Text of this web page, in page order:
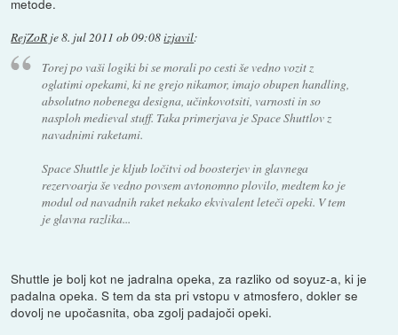
metode.
RejZoR je8. jul 2011 ob 09:08izjavil:
Torej po vaši logiki bi se morali po cesti še vedno vozit z
oglatimi opekami, ki ne grejo nikamor, imajo obupen handling,
absolutno nobenega designa, učinkovotsiti, varnosti in so
nasploh medieval stuff. Taka primerjava je Space Shuttlov z
navadnimi raketami.
Space Shuttle je kljub ločitvi od boosterjev in glavnega
rezervoarja še vedno povsem avtonomno plovilo, medtem ko je
modul od navadnih raket nekako ekvivalent leteči opeki. V tem
je glavna razlika...
Shuttle je bolj kot ne jadralna opeka, za razliko od soyuz-a, ki je
padalna opeka. S tem da sta pri vstopu v atmosfero, dokler se
dovolj ne upočasnita, oba zgolj padajoči opeki.